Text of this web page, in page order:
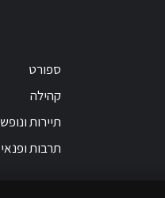
ספורט
קהילה
תיירות ונופש
תרבות ופנאי